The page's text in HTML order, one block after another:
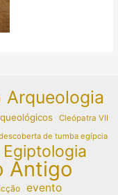
Arqueologia
Cleópatra VII
de tumba egípcia
Egiptologia
Antigo
evento